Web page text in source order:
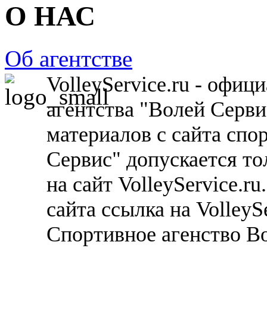
О НАС
Об агентстве
VolleyService.ru -
агентства "Волей
материалов с сайта
Сервис" допускается
на сайт
сайта ссылка на
Спортивное агенство